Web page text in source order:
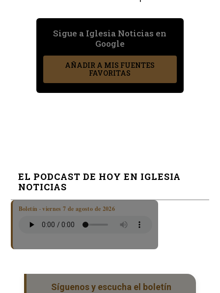
Sigue a Iglesia Noticias en
Google
AÑADIR A MIS FUENTES
FAVORITAS
EL PODCAST DE HOY EN IGLESIA
NOTICIAS
Boletín · viernes 7 de agosto de 2026
Síguenos y escucha el boletín